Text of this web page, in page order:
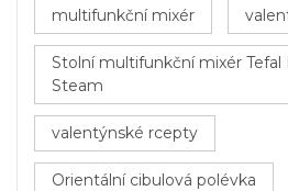
multifunkční mixér
Stolní multifunkční mixér
Steam
valentýnské rcepty
Orientální cibulová polévka